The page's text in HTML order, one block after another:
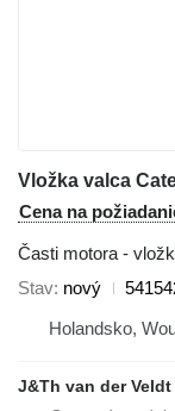
Cena na
Časti motora -
Stav nový
Holandsko,
J&Th van der Veldt